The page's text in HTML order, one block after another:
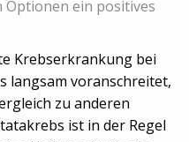
Optionen ein positives
Krebserkrankung bei
langsam voranschreitet,
zu anderen
ist in der Regel